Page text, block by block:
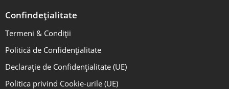
Confindețialitate
Termeni & Condiții
Politică de Confidențialitate
Declarație de Confidențialitate (UE)
Politica privind Cookie-urile (UE)